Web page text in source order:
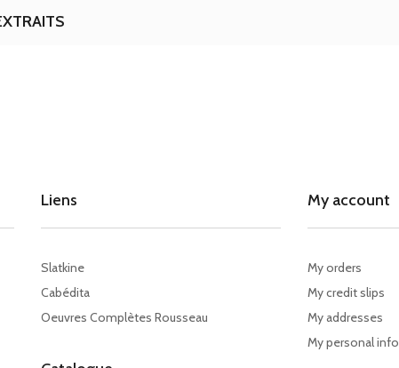
Liens
Slatkine
Cabédita
Oeuvres Complètes Rousseau
My account
My orders
My credit slips
My addresses
My personal info